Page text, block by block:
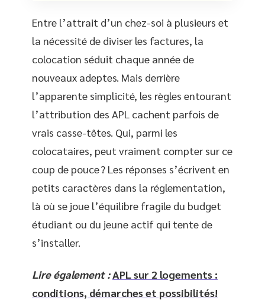
Entre l’attrait d’un chez-soi à plusieurs et
la nécessité de diviser les factures, la
colocation séduit chaque année de
nouveaux adeptes. Mais derrière
l’apparente simplicité, les règles entourant
l’attribution des APL cachent parfois de
vrais casse-têtes. Qui, parmi les
colocataires, peut vraiment compter sur ce
coup de pouce ? Les réponses s’écrivent en
petits caractères dans la réglementation,
là où se joue l’équilibre fragile du budget
étudiant ou du jeune actif qui tente de
s’installer.
Lire également : APL sur 2 logements :
conditions, démarches et possibilités!